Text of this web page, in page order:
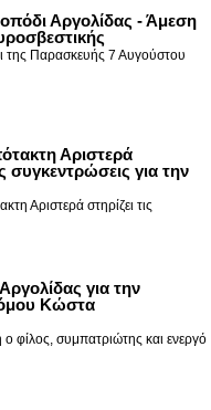
Αργολίδας - Άμεση
της Παρασκευής 7 Αυγούστου
Αριστερά
συγκεντρώσεις για την
Αριστερά στηρίζει τις
για την
Κώστα
συμπατριώτης και ενεργό